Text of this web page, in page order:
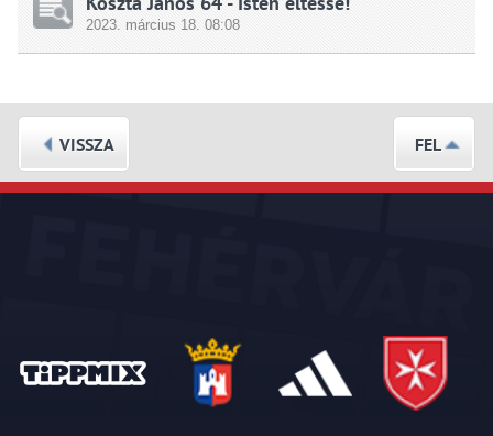
2023.március 18. 08:08
VISSZA FEL